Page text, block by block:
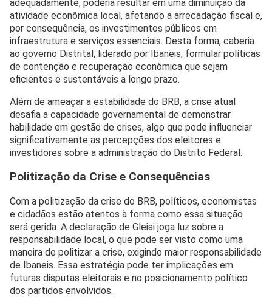
adequadamente, poderia resultar em uma diminuição da
atividade econômica local, afetando a arrecadação fiscal e,
por consequência, os investimentos públicos em
infraestrutura e serviços essenciais. Desta forma, caberia
ao governo Distrital, liderado por Ibaneis, formular políticas
de contenção e recuperação econômica que sejam
eficientes e sustentáveis a longo prazo.
Além de ameaçar a estabilidade do BRB, a crise atual
desafia a capacidade governamental de demonstrar
habilidade em gestão de crises, algo que pode influenciar
significativamente as percepções dos eleitores e
investidores sobre a administração do Distrito Federal.
Politização da Crise e Consequências
Com a politização da crise do BRB, políticos, economistas
e cidadãos estão atentos à forma como essa situação
será gerida. A declaração de Gleisi joga luz sobre a
responsabilidade local, o que pode ser visto como uma
maneira de politizar a crise, exigindo maior responsabilidade
de Ibaneis. Essa estratégia pode ter implicações em
futuras disputas eleitorais e no posicionamento político
dos partidos envolvidos.